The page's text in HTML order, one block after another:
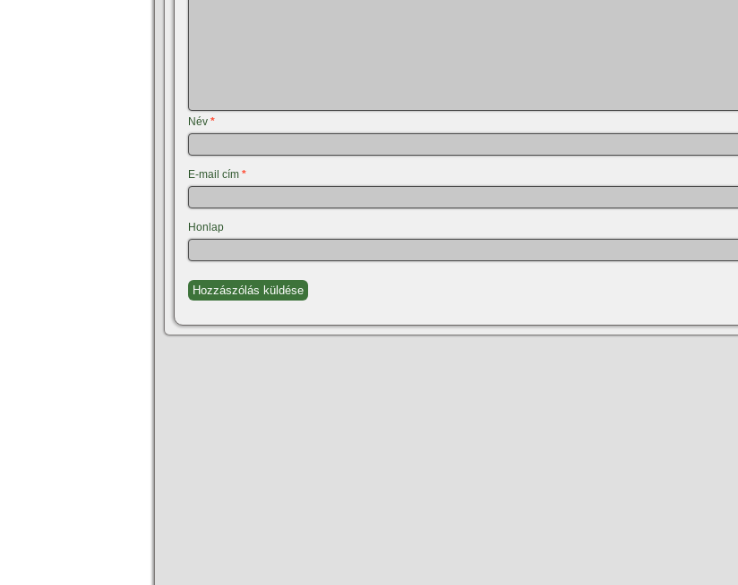
Név *
E-mail cím *
Honlap